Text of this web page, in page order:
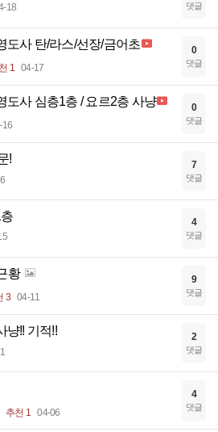
18 댓글
도사 탄/라스/선장/금어초
1 04-17
0
댓글
도사 심층1층 / 요르2층 사냥
16
0
댓글
! 7
댓글
4
댓글
황
3 04-11
9
댓글
냥!! 기적!! 2
댓글
추천 1 04-06
4
댓글